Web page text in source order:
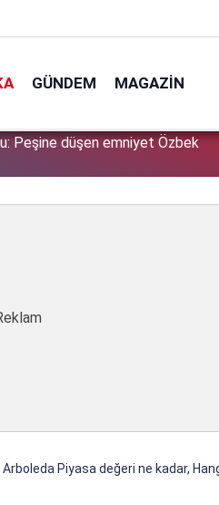
GÜNDEM MAGAZIN
Peşine düşen emniyet Özbek
Piyasa değeri ne kadar,